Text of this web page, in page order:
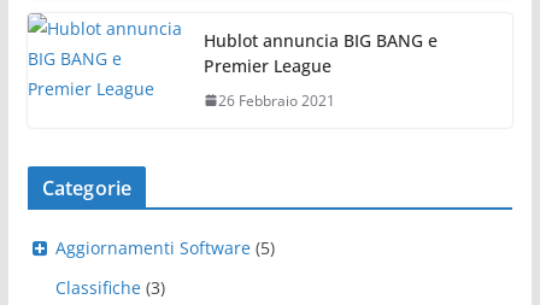
Hublot annuncia BIG BANG e
Premier League
26 Febbraio 2021
Categorie
Aggiornamenti Software (5)
Classifiche (3)